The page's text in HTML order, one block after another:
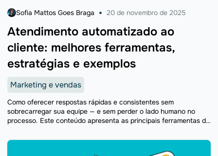
Atendimento automatizado ao
cliente: melhores ferramentas,
estratégias e exemplos
Sofia Mattos Goes Braga 20 de novembro de 2025
Marketing e vendas
Como oferecer respostas rápidas e consistentes sem
sobrecarregar sua equipe — e sem perder o lado humano no
processo. Este conteúdo apresenta as principais ferramentas de
que comprometem a experiência do cliente.